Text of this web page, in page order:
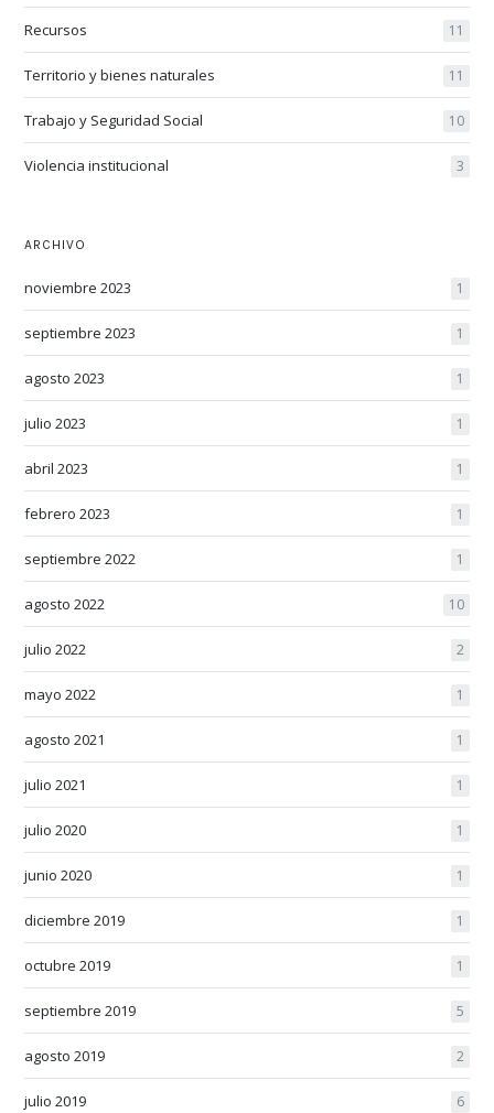
Recursos 11
Territorio y bienes naturales 11
Trabajo y Seguridad Social 10
Violencia institucional 3
ARCHIVO
noviembre 2023 1
septiembre 2023 1
agosto 2023 1
julio 2023 1
abril 2023 1
febrero 2023 1
septiembre 2022 1
agosto 2022 10
julio 2022 2
mayo 2022 1
agosto 2021 1
julio 2021 1
julio 2020 1
junio 2020 1
diciembre 2019 1
octubre 2019 1
septiembre 2019 5
agosto 2019 2
julio 2019 6